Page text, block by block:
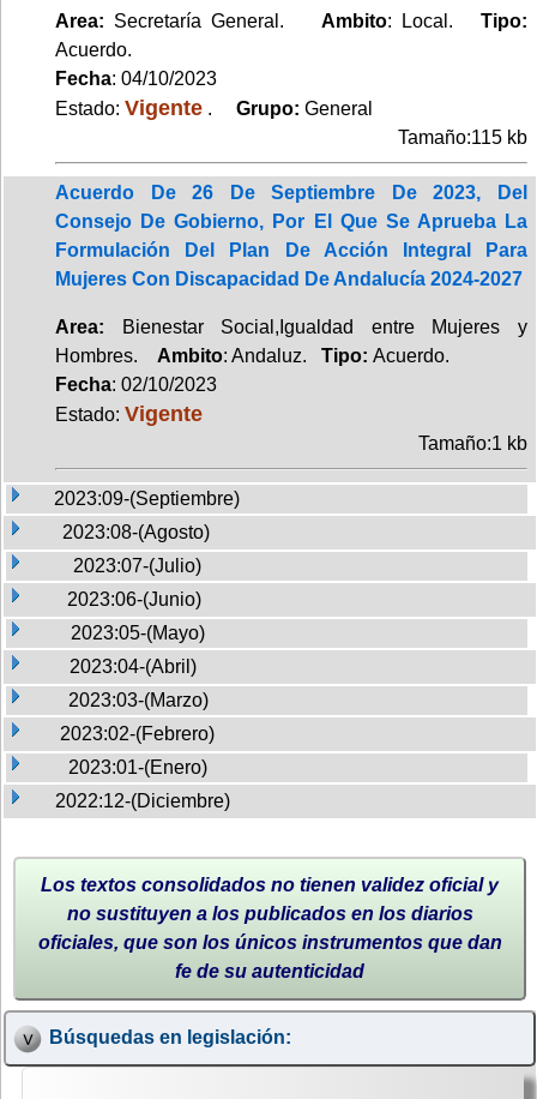
Area: Secretaría General. Ambito: Local.Tipo:
Acuerdo.
Fecha: 04/10/2023
Estado: Vigente . Grupo: General
Tamaño:115 kb
Acuerdo De 26 De Septiembre De 2023, Del
Consejo De Gobierno, Por El Que Se Aprueba La
Formulación Del Plan De Acción Integral Para
Mujeres Con Discapacidad De Andalucía 2024-2027
Area: Bienestar Social,Igualdad entre Mujeres y
Hombres. Ambito: Andaluz. Tipo: Acuerdo.
Fecha: 02/10/2023
Estado: Vigente
Tamaño:1 kb
2023:09-(Septiembre)
2023:08-(Agosto)
2023:07-(Julio)
2023:06-(Junio)
2023:05-(Mayo)
2023:04-(Abril)
2023:03-(Marzo)
2023:02-(Febrero)
2023:01-(Enero)
2022:12-(Diciembre)
Los textos consolidados no tienen validez oficial y
no sustituyen a los publicados en los diarios
oficiales, que son los únicos instrumentos que dan
fe de su autenticidad
Búsquedas en legislación: